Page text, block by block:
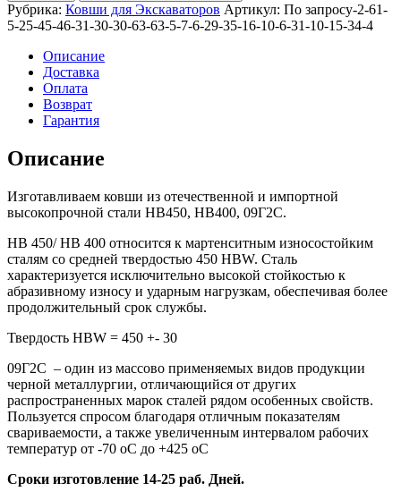
Рубрика: Ковши для Экскаваторов Артикул: По запросу-2-61-
5-25-45-46-31-30-30-63-63-5-7-6-29-35-16-10-6-31-10-15-34-4
Описание
Доставка
Оплата
Возврат
Гарантия
Описание
Изготавливаем ковши из отечественной и импортной
высокопрочной стали HB450, HB400, 09Г2С.
HB 450/ HB 400 относится к мартенситным износостойким
сталям со средней твердостью 450 HBW. Сталь
характеризуется исключительно высокой стойкостью к
абразивному износу и ударным нагрузкам, обеспечивая более
продолжительный срок службы.
Твердость HBW = 450 +- 30
09Г2С – один из массово применяемых видов продукции
черной металлургии, отличающийся от других
распространенных марок сталей рядом особенных свойств.
Пользуется спросом благодаря отличным показателям
свариваемости, а также увеличенным интервалом рабочих
температур от -70 оС до +425 оС
Сроки изготовление 14-25 раб. Дней.